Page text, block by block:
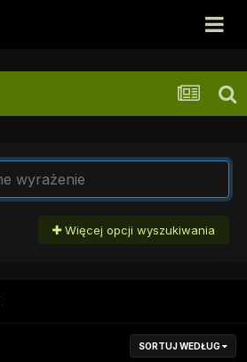
Więcej opcji wyszukiwania
SORTUJ WEDŁUG